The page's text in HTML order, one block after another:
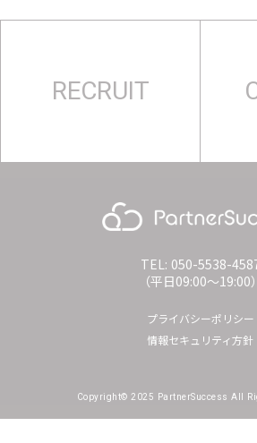
RECRUIT
TEL: 050-5538-
（平日09:00〜19:00）
プライバシーポリシー
情報セキュリティ方針
Copyright© 2025 PartnerSuccess All